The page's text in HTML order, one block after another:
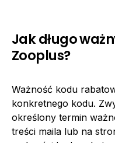
Jak długo
Zooplus?
Ważność kodu
konkretnego kodu.
określony termin
treści maila lub na